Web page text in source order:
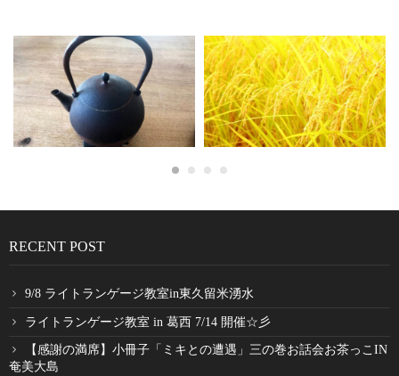
RECENT POST
9/8 ライトランゲージ教室in東久留米湧水
ライトランゲージ教室 in 葛西 7/14 開催☆彡
【感謝の満席】小冊子「ミキとの遭遇」三の巻お話会お茶っこIN
奄美大島